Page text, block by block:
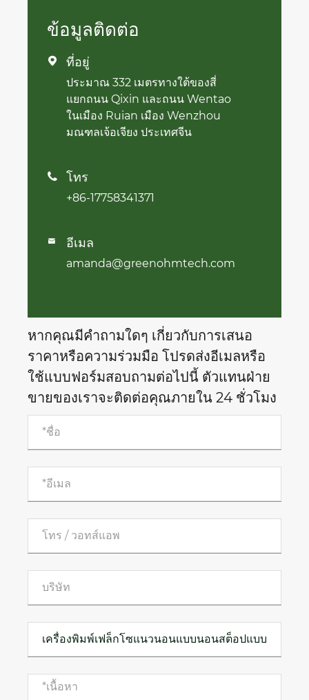
ข้อมูลติดต่อ
 ที่อยู่
ประมาณ 332 เมตรทางใต้ของสี่
แยกถนน Qixin และถนน Wentao
ในเมือง Ruian เมือง Wenzhou
มณฑลเจ้อเจียง ประเทศจีน
 โทร
+86-17758341371
 อีเมล
amanda@greenohmtech.com
หากคุณมีคำถามใดๆ เกี่ยวกับการเสนอ
ราคาหรือความร่วมมือ โปรดส่งอีเมลหรือ
ใช้แบบฟอร์มสอบถามต่อไปนี้ ตัวแทนฝ่าย
ขายของเราจะติดต่อคุณภายใน 24 ชั่วโมง